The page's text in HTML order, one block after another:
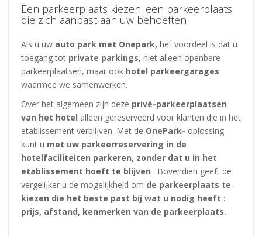
Een parkeerplaats kiezen: een parkeerplaats
die zich aanpast aan uw behoeften
Als u uw auto park met Onepark, het voordeel is dat u
toegang tot private parkings, niet alleen openbare
parkeerplaatsen, maar ook hotel parkeergarages
waarmee we samenwerken.
Over het algemeen zijn deze privé-parkeerplaatsen
van het hotel alleen gereserveerd voor klanten die in het
etablissement verblijven. Met de OnePark- oplossing
kunt u met uw parkeerreservering in de
hotelfaciliteiten parkeren, zonder dat u in het
etablissement hoeft te blijven . Bovendien geeft de
vergelijker u de mogelijkheid om de parkeerplaats te
kiezen die het beste past bij wat u nodig heeft :
prijs, afstand, kenmerken van de parkeerplaats.